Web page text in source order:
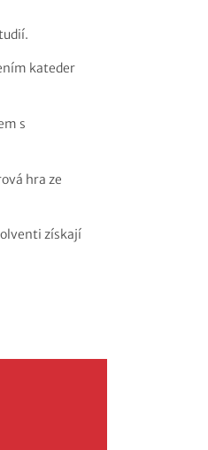
kateder
s
hra ze
získají